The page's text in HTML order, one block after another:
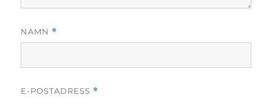
NAMN *
E-POSTADRESS *